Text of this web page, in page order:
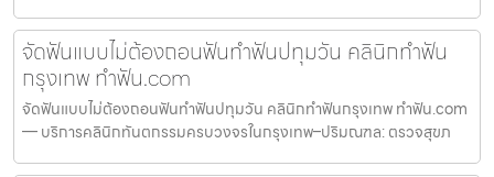
จัดฟันแบบไม่ต้องถอนฟันทำฟันปทุมวัน คลินิกทำฟัน
กรุงเทพ ทำฟัน.com
จัดฟันแบบไม่ต้องถอนฟันทำฟันปทุมวัน คลินิกทำฟันกรุงเทพ ทำฟัน.com
— บริการคลินิกทันตกรรมครบวงจรในกรุงเทพ–ปริมณฑล: ตรวจสุขภ